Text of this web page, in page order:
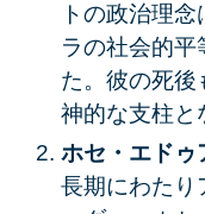
トの政治理
ラの社会的平
た。彼の死後
神的な支柱と
ホセ・エドゥ
長期にわたり